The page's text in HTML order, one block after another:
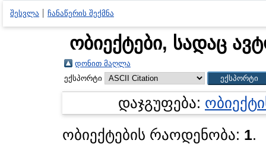
შესვლა ჩანაწერის შექმნა
ობიექტები, სადაც
დონით მაღლა
ექსპორტი
დაჯგუფება:
ობიექტების რაოდენობა: 1.